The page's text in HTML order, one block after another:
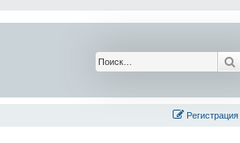
Регистрация